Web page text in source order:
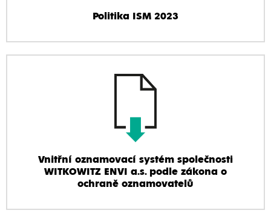
Politika ISM 2023
Vnitřní oznamovací systém společnosti
WITKOWITZ ENVI a.s. podle zákona o
ochraně oznamovatelů